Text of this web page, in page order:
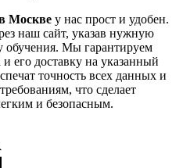
Москве у нас прост и удобен.
наш сайт, указав нужную
обучения. Мы гарантируем
его доставку на указанный
точность всех данных и
что сделает
и безопасным.